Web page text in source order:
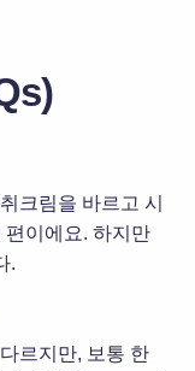
크림을 바르고 시
편이에요. 하지만
.
르지만, 보통 한